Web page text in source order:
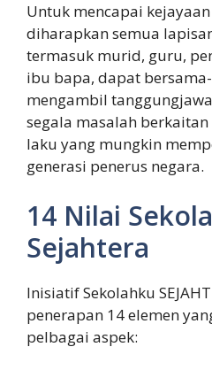
Untuk mencapai
diharapkan semua
termasuk murid, guru,
ibu bapa, dapat
mengambil
segala masalah
laku yang mungkin
generasi penerus negara.
14 Nilai
Sejahtera
Inisiatif Sekolahku
penerapan 14 elemen
pelbagai aspek: